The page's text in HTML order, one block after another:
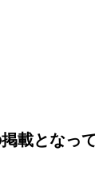
載となっ